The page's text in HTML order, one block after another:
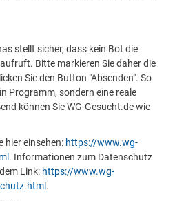
stellt sicher, dass kein Bot die
Bitte markieren Sie daher die
Sie den Button "Absenden". So
Programm, sondern eine reale
können Sie WG-Gesucht.de wie
hier einsehen: https://www.wg-
. Informationen zum Datenschutz
Link: https://www.wg-
.